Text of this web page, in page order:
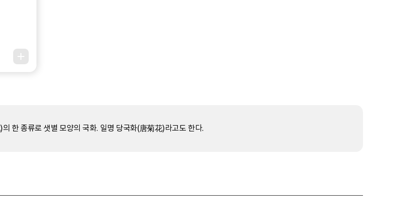
한 종류로 샛별 모양의 국화. 일명 당국화(唐菊花)라고도 한다.